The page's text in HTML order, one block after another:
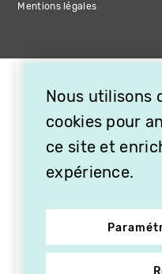
Mentions légales
Nous utilisons
cookies pour
ce site et
expérience.